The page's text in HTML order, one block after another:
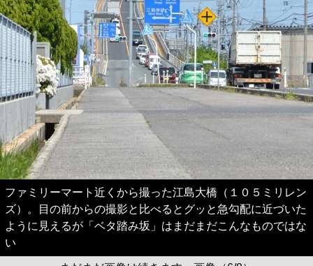
ファミリーマート近くから撮った江島大橋（１０５ミリレン
ズ）。目の前からの撮影と比べるとグッと急勾配に近づいた
ように見えるが「ベタ踏み坂」はまだまだこんなものではな
い